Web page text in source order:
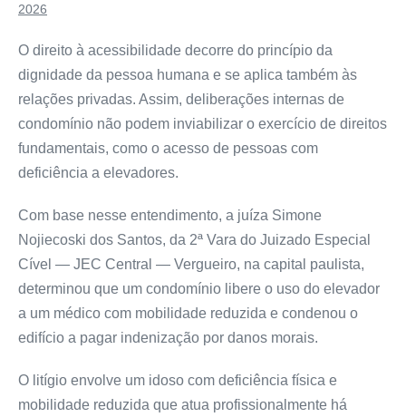
2026
O direito à acessibilidade decorre do princípio da
dignidade da pessoa humana e se aplica também às
relações privadas. Assim, deliberações internas de
condomínio não podem inviabilizar o exercício de direitos
fundamentais, como o acesso de pessoas com
deficiência a elevadores.
Com base nesse entendimento, a juíza Simone
Nojiecoski dos Santos, da 2ª Vara do Juizado Especial
Cível — JEC Central — Vergueiro, na capital paulista,
determinou que um condomínio libere o uso do elevador
a um médico com mobilidade reduzida e condenou o
edifício a pagar indenização por danos morais.
O litígio envolve um idoso com deficiência física e
mobilidade reduzida que atua profissionalmente há